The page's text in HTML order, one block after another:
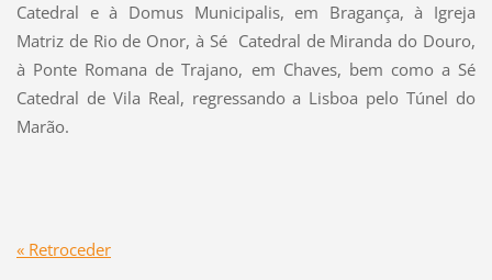
Catedral e à Domus Municipalis, em Bragança, à Igreja
Matriz de Rio de Onor, à Sé Catedral de Miranda do Douro,
à Ponte Romana de Trajano, em Chaves, bem como a Sé
Catedral de Vila Real, regressando a Lisboa pelo Túnel do
Marão.
« Retroceder